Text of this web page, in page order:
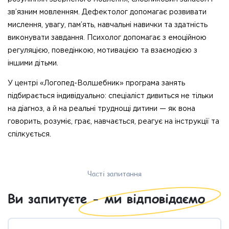
зв’язним мовленням. Дефектолог допомагає розвивати
мислення, увагу, пам’ять, навчальні навички та здатність
виконувати завдання. Психолог допомагає з емоційною
регуляцією, поведінкою, мотивацією та взаємодією з
іншими дітьми.
У центрі «Логопед-Волшебник» програма занять
підбирається індивідуально: спеціаліст дивиться не тільки
на діагноз, а й на реальні труднощі дитини — як вона
говорить, розуміє, грає, навчається, реагує на інструкції та
спілкується.
Часті запитання
Ви запитуєте - ми відповідаємо